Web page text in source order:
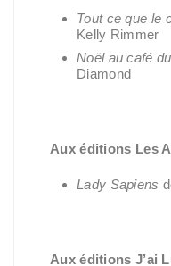
Tout ce que le
Kelly Rimmer
Noël au café
Diamond
Aux éditions Les
Lady Sapiens
Aux éditions J’ai